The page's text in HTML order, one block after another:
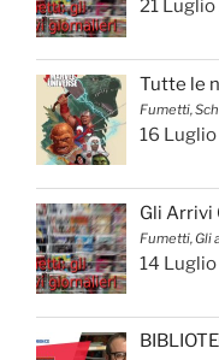
21
Tutte le
Fumetti,
16
Gli Arrivi
Fumetti, Gli
14